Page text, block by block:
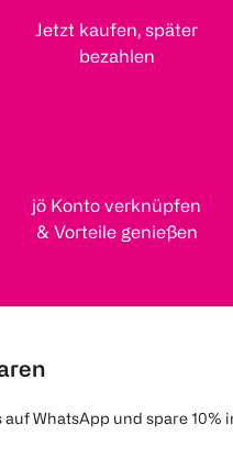
Jetzt kaufen, später
bezahlen
jö Konto verknüpfen
& Vorteile genießen
WhatsApp und spare 10%